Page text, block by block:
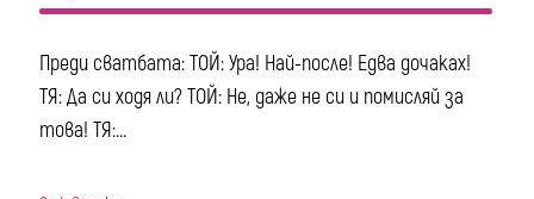
Преди сватбата: ТОЙ: Ура! Най-после! Едва дочаках!
ТЯ: Да си ходя ли? ТОЙ: Не, даже не си и помисляй за
това! ТЯ:...